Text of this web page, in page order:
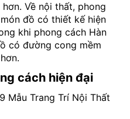
Về nội thất, phong
đồ có thiết kế hiện
khi phong cách Hàn
có đường cong mềm
cách hiện đại